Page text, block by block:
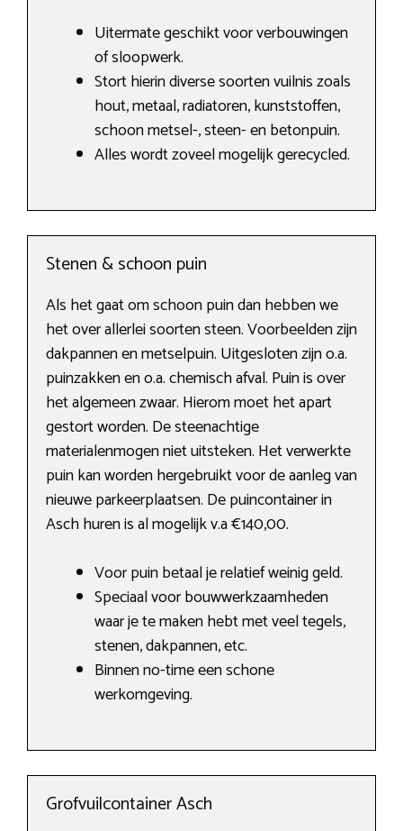
Uitermate geschikt voor verbouwingen
of sloopwerk.
Stort hierin diverse soorten vuilnis zoals
hout, metaal, radiatoren, kunststoffen,
schoon metsel-, steen- en betonpuin.
Alles wordt zoveel mogelijk gerecycled.
Stenen & schoon puin
Als het gaat om schoon puin dan hebben we
het over allerlei soorten steen. Voorbeelden zijn
dakpannen en metselpuin. Uitgesloten zijn o.a.
puinzakken en o.a. chemisch afval. Puin is over
het algemeen zwaar. Hierom moet het apart
gestort worden. De steenachtige
materialenmogen niet uitsteken. Het verwerkte
puin kan worden hergebruikt voor de aanleg van
nieuwe parkeerplaatsen. De puincontainer in
Asch huren is al mogelijk v.a €140,00.
Voor puin betaal je relatief weinig geld.
Speciaal voor bouwwerkzaamheden
waar je te maken hebt met veel tegels,
stenen, dakpannen, etc.
Binnen no-time een schone
werkomgeving.
Grofvuilcontainer Asch